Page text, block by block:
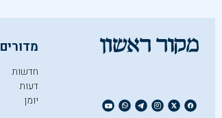
מדורים
חדשות
דעות
יומן